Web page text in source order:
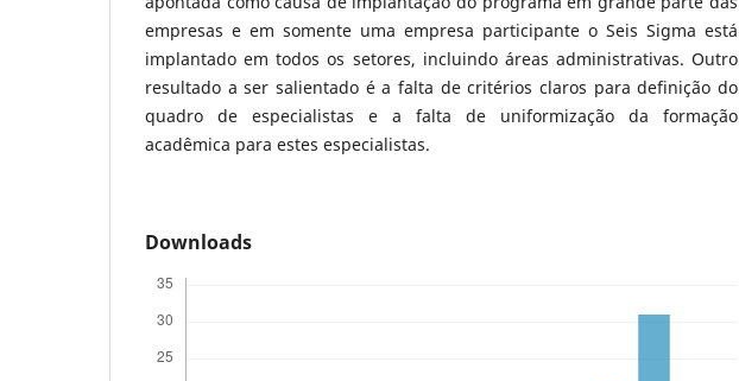
empresas e em somente uma empresa participante o Seis Sigma está
implantado em todos os setores, incluindo áreas administrativas. Outro
resultado a ser salientado é a falta de critérios claros para definição do
quadro de especialistas e a falta de uniformização da formação
acadêmica para estes especialistas.
Downloads